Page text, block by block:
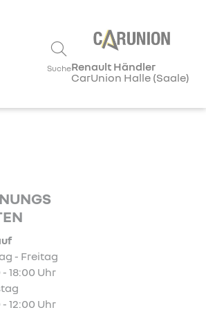
SucheRenault Händler
CarUnion Halle (Saale)
- Freitag
18:00 Uhr
12:00 Uhr